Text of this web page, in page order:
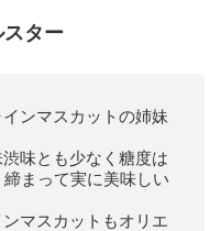
ター
ンマスカットの姉妹
味とも少なく糖度は
まって実に美味しい
マスカットもオリエ